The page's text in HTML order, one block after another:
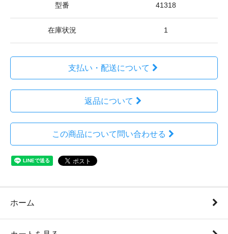
型番 41318
在庫状況 1
支払い・配送について
返品について
この商品について問い合わせる
ホーム